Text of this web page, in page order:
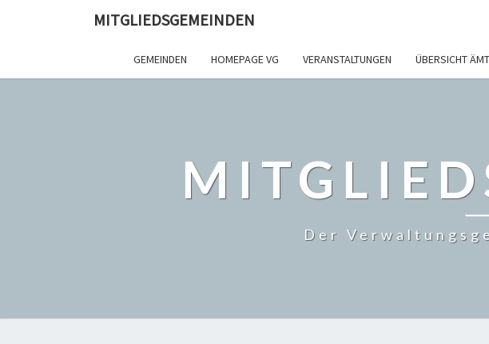
MITGLIEDSGEMEINDEN
GEMEINDEN HOMEPAGE VG VERANSTALTUNGEN ÜBERSICHT
Der